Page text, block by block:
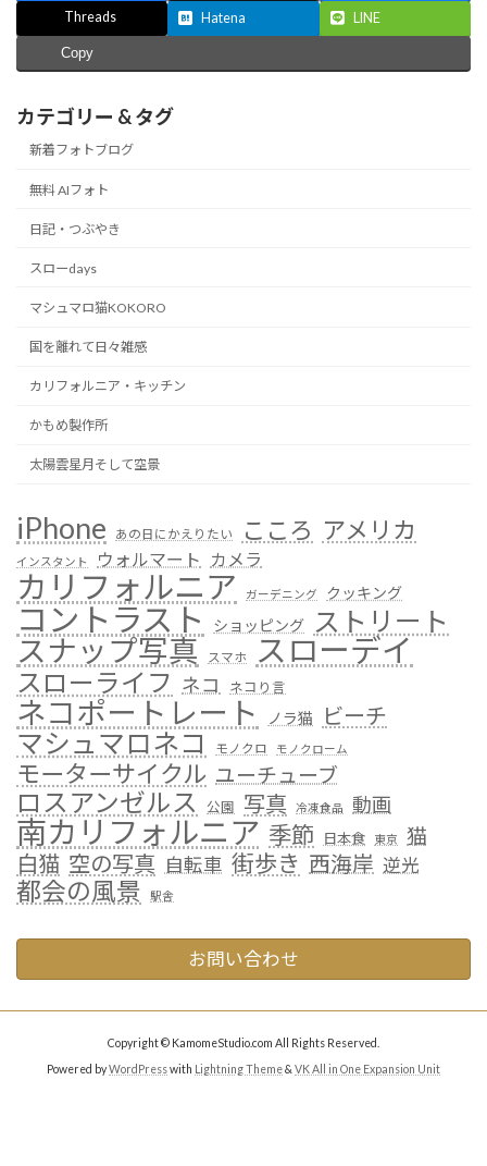
Threads Hatena LINE
Copy
カテゴリー & タグ
新着フォトブログ
無料 AIフォト
日記・つぶやき
スローdays
マシュマロ猫KOKORO
国を離れて日々雑感
カリフォルニア・キッチン
かもめ製作所
太陽雲星月そして空景
iPhone あの日にかえりたい こころ アメリカ
インスタント ウォルマート カメラ
カリフォルニア ガーデニング クッキング
コントラスト ショッピング ストリート
スナップ写真 スマホ スローデイ
スローライフ ネコ ネコり言
ネコポートレート ノラ猫 ビーチ
マシュマロネコ モノクロ モノクローム
モーターサイクル ユーチューブ
ロスアンゼルス 公園 写真 冷凍食品 動画
南カリフォルニア 季節 日本食 東京 猫
白猫 空の写真 自転車 街歩き 西海岸 逆光
都会の風景 駅舎
お問い合わせ
Copyright © KamomeStudio.com All Rights Reserved.
Powered byWordPresswith Lightning Theme&VK All in One Expansion Unit